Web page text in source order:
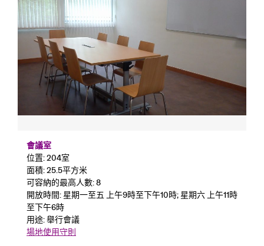
會議室
位置: 204室
面積: 25.5平方米
可容納的最高人數: 8
開放時間: 星期一至五 上午9時至下午10時; 星期六 上午11時
至下午6時
用途: 舉行會議
場地使用守則